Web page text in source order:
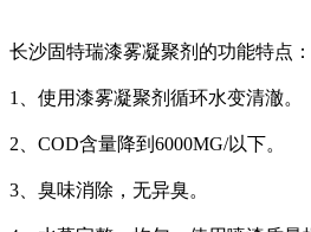
长沙固特瑞漆雾凝聚剂的功能特点：
1、使用漆雾凝聚剂 循环水变清澈。
2、COD含量降到6000MG/以下。
3、臭味消除，无异臭。